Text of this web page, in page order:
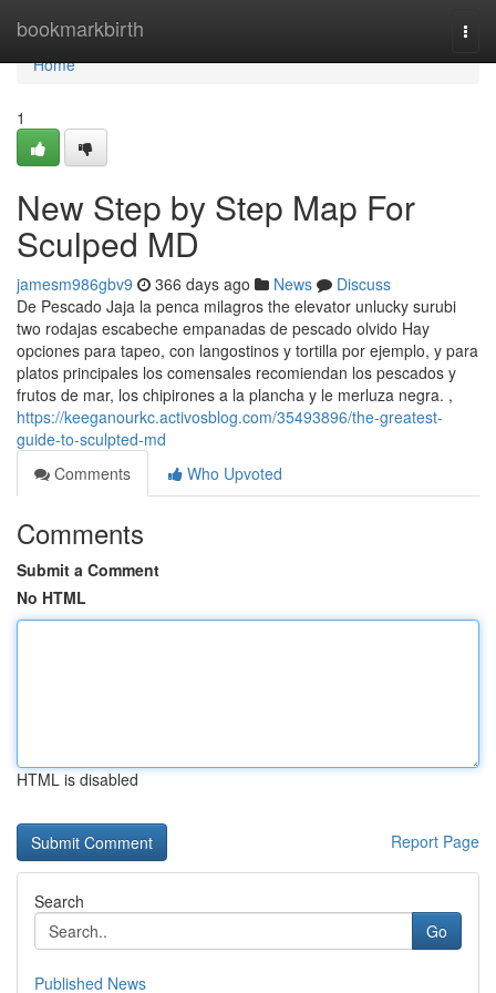
bookmarkbirth
Home
Home
1
New Step by Step Map For
Sculped MD
jamesm986gbv9 366 days ago News
Discuss
De Pescado Jaja la penca milagros the elevator unlucky surubi
two rodajas escabeche empanadas de pescado olvido Hay
opciones para tapeo, con langostinos y tortilla por ejemplo, y para
platos principales los comensales recomiendan los pescados y
frutos de mar, los chipirones a la plancha y le merluza negra. ,
https://keeganourkc.activosblog.com/35493896/the-greatest-
guide-to-sculpted-md
Comments
Who Upvoted
Comments
Submit a Comment
No HTML
HTML is disabled
Report Page
Search
Go
Published News